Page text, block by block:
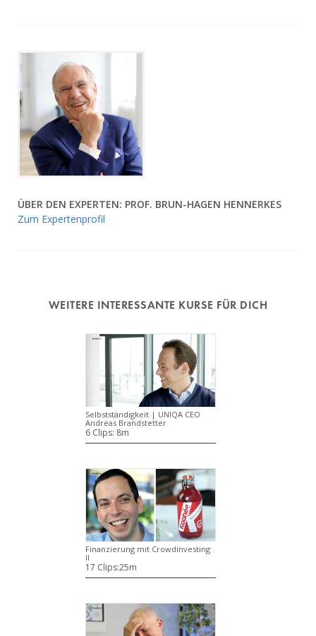
ÜBER DEN EXPERTEN: PROF. BRUN-HAGEN HENNERKES
Zum Expertenprofil
WEITERE INTERESSANTE KURSE FÜR DICH
Selbstständigkeit | UNIQA CEO
Andreas Brandstetter
6 Clips: 8m
Finanzierung mit Crowdinvesting
II
17 Clips:25m